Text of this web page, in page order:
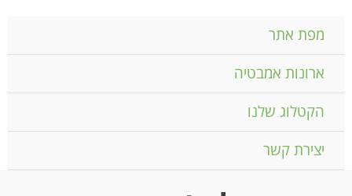
מפת אתר
ארונות אמבטיה
הקטלוג שלנו
יצירת קשר